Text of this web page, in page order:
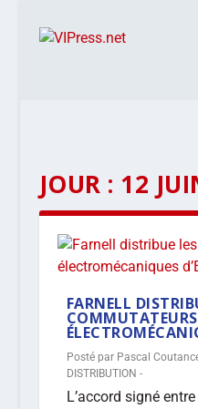
JOUR : 12
FARNELL
COMMUTATEURS
Posté par Pascal
DISTRIBUTION -
L’accord signé